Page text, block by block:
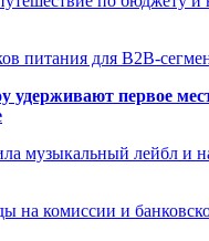
питания для B2B-
удерживают первое
музыкальный лейбл и
на комиссии и